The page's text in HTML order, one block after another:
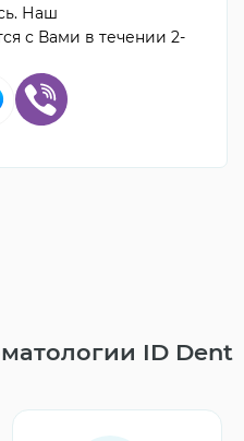
Наш
с Вами в течении 2-
ID Dent